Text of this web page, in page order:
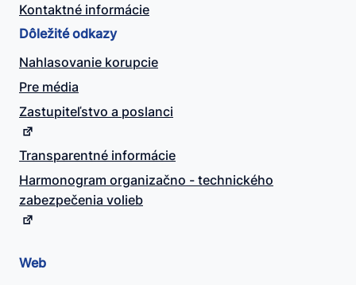
Kontaktné informácie
Dôležité odkazy
Nahlasovanie korupcie
Pre média
Zastupiteľstvo a poslanci
Transparentné informácie
Harmonogram organizačno - technického
zabezpečenia volieb
Web